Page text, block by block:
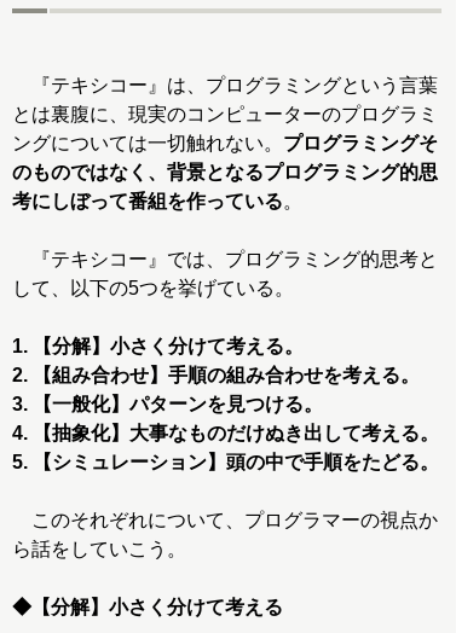
『テキシコー』は、プログラミングという言葉
とは裏腹に、現実のコンピューターのプログラミ
ングについては一切触れない。 プログラミングそ
のものではなく、背景となるプログラミング的思
考にしぼって番組を作っている。
『テキシコー』では、プログラミング的思考と
して、以下の5つを挙げている。
1. 【分解】小さく分けて考える。
2. 【組み合わせ】手順の組み合わせを考える。
3. 【一般化】パターンを見つける。
4. 【抽象化】大事なものだけぬき出して考える。
5. 【シミュレーション】頭の中で手順をたどる。
このそれぞれについて、プログラマーの視点か
ら話をしていこう。
◆【分解】小さく分けて考える